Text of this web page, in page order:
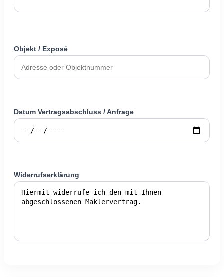
Objekt / Exposé
Datum Vertragsabschluss / Anfrage
Widerrufserklärung